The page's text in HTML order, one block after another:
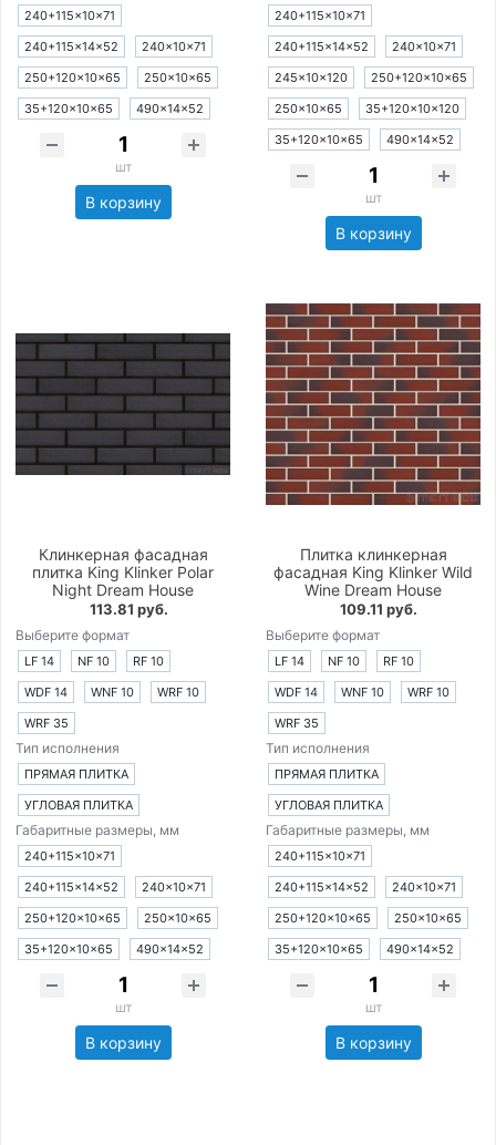
240+115×10×71
240+115×14×52
240×10×71
250+120×10×65
250×10×65
35+120×10×65
490×14×52
шт
В корзину
240+115×10×71
240+115×14×52
240×10×71
245×10×120
250+120×10×65
250×10×65
35+120×10×120
35+120×10×65
490×14×52
шт
В корзину
Клинкерная фасадная
плитка King Klinker Polar
Night Dream House
113.81 руб.
Выберите формат
LF 14 NF 10
RF 10
WDF 14
WNF 10
WRF 10
WRF 35
Тип исполнения
ПРЯМАЯ ПЛИТКА
УГЛОВАЯ ПЛИТКА
Габаритные размеры, мм
240+115×10×71
240+115×14×52
240×10×71
250+120×10×65
250×10×65
35+120×10×65
490×14×52
шт
В корзину
Плитка клинкерная
фасадная King Klinker Wild
Wine Dream House
109.11 руб.
Выберите формат
LF 14 NF 10
RF 10
WDF 14
WNF 10
WRF 10
WRF 35
Тип исполнения
ПРЯМАЯ ПЛИТКА
УГЛОВАЯ ПЛИТКА
Габаритные размеры, мм
240+115×10×71
240+115×14×52
240×10×71
250+120×10×65
250×10×65
35+120×10×65
490×14×52
шт
В корзину